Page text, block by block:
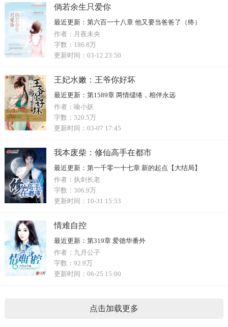
倘若余生只爱你
最近更新： 第六百一十八章 他又要当爸爸了（终）
作者： 月夜未央
字数： 186.8万
更新时间： 03-12 23:50
王妃水嫩：王爷你好坏
最近更新： 第1589章 两情缱绻，相伴永远
作者： 喻小妖
字数： 320.5万
更新时间： 03-07 17:45
我本废柴：修仙高手在都市
最近更新： 第一千零一十七章 新的起点【大结局】
作者： 执剑长老
字数： 306.9万
更新时间： 10-31 15:53
情难自控
最近更新： 第319章 爱德华番外
作者： 九月公子
字数： 92.9万
更新时间： 06-25 15:00
点击加载更多